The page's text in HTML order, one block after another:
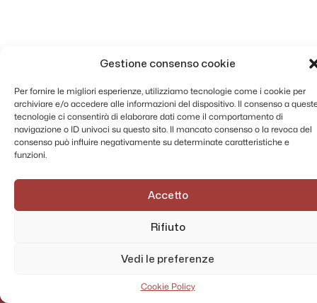
Gestione consenso cookie
Per fornire le migliori esperienze, utilizziamo tecnologie come i cookie per
archiviare e/o accedere alle informazioni del dispositivo. Il consenso a
tecnologie ci consentirà di elaborare dati come il comportamento di
navigazione o ID univoci su questo sito. Il mancato consenso o la revoca del
consenso può influire negativamente su determinate caratteristiche e
funzioni.
Accetto
Rifiuto
Vedi le preferenze
Cookie Policy